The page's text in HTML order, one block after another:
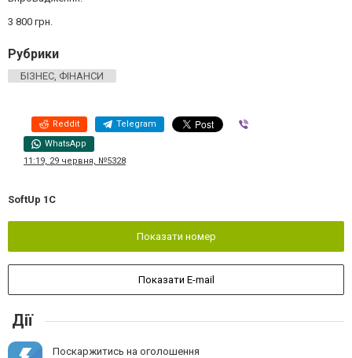
3 800 грн.
Рубрики
БІЗНЕС, ФІНАНСИ
Reddit Telegram
WhatsApp
11:19, 29 червня, №5328
SoftUp 1C
Показати номер
Показати E-mail
Дії
Поскаржитись на оголошення